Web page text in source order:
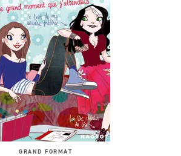
GRAND FORMAT